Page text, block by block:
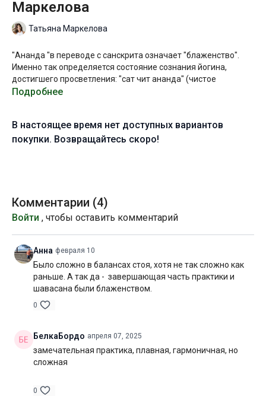
Маркелова
Татьяна Маркелова
"Ананда "в переводе с санскрита означает "блаженство".
Именно так определяется состояние сознания йогина,
достигшего просветления: "сат чит ананда" (чистое
блаженство сознания).
сама последовательность асан потребует от вас высокой
собранности. Умение отпускать ментальное и телесное
И пусть оно станет ключом к этой практике и одновременно
её результатом!
Уровень подготовки:средний (B)
Цель: проработка всего тела и гармонизация состояния
Специфика:стато-динамическая практика общей
направленности
Оборудование:не потребуется
Продолжительность:
Подробнее
В настоящее время нет доступных вариантов
покупки. Возвращайтесь скоро!
Комментарии (4)
Войти , чтобы оставить комментарий
Анна февраля 10
Было сложно в балансах стоя, хотя не так сложно как
раньше. А так да - завершающая часть практики и
шавасана были блаженством.
0
БелкаБордо апреля 07, 2025
замечательная практика, плавная, гармоничная, но
сложная
0